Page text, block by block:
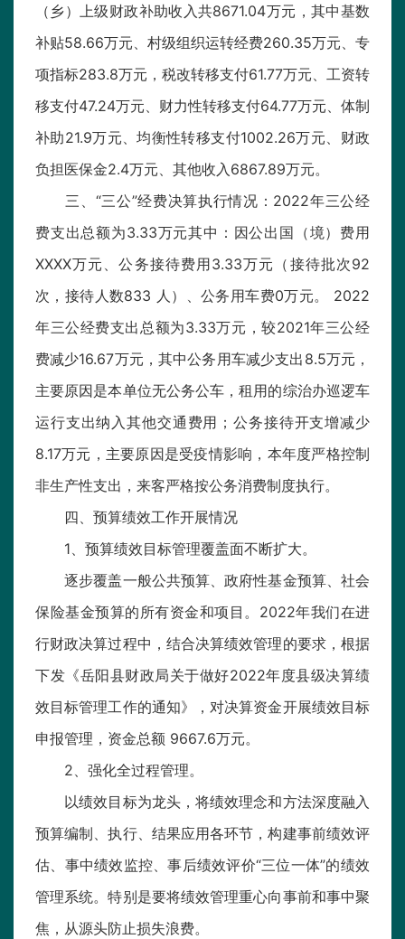
（乡）上级财政补助收入共8671.04万元，其中基数
补贴58.66万元、村级组织运转经费260.35万元、专
项指标283.8万元，税改转移支付61.77万元、工资转
移支付47.24万元、财力性转移支付64.77万元、体制
补助21.9万元、均衡性转移支付1002.26万元、财政
负担医保金2.4万元、其他收入6867.89万元。
三、“三公”经费决算执行情况：2022年三公经
费支出总额为3.33万元其中：因公出国（境）费用
XXXX万元、公务接待费用3.33万元（接待批次92
次，接待人数833 人）、公务用车费0万元。 2022
年三公经费支出总额为3.33万元，较2021年三公经
费减少16.67万元，其中公务用车减少支出8.5万元，
主要原因是本单位无公务公车，租用的综治办巡逻车
运行支出纳入其他交通费用；公务接待开支增减少
8.17万元，主要原因是受疫情影响，本年度严格控制
非生产性支出，来客严格按公务消费制度执行。
四、预算绩效工作开展情况
1、预算绩效目标管理覆盖面不断扩大。
逐步覆盖一般公共预算、政府性基金预算、社会
保险基金预算的所有资金和项目。2022年我们在进
行财政决算过程中，结合决算绩效管理的要求，根据
下发《岳阳县财政局关于做好2022年度县级决算绩
效目标管理工作的通知》，对决算资金开展绩效目标
申报管理，资金总额 9667.6万元。
2、强化全过程管理。
以绩效目标为龙头，将绩效理念和方法深度融入
预算编制、执行、结果应用各环节，构建事前绩效评
估、事中绩效监控、事后绩效评价“三位一体”的绩效
管理系统。特别是要将绩效管理重心向事前和事中聚
焦，从源头防止损失浪费。